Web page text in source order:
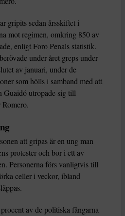
gripits sedan årsskiftet i
mot regimen, omkring 850 av
enligt Foro Penals statistik.
under året greps under
av januari, under de
som hölls i samband med att
Guaidó utropade sig till
Romero.
att gripas är en ung man
protester och bor i ett av
Personerna förs vanligtvis till
celler i veckor, ibland
av de politiska fångarna